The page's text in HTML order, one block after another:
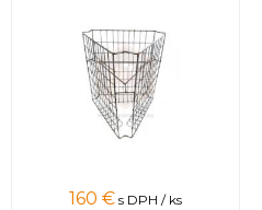
160 € s DPH / ks